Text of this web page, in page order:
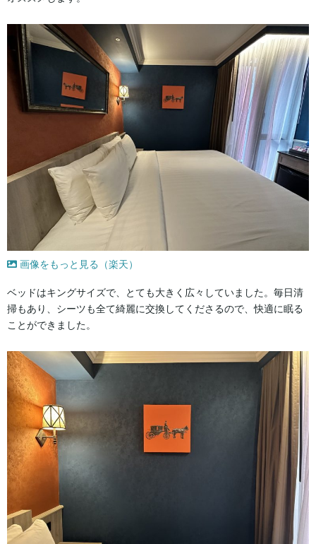
画像をもっと見る（楽天）
ベッドはキングサイズで、とても大きく広々していました。毎日清
掃もあり、シーツも全て綺麗に交換してくださるので、快適に眠る
ことができました。